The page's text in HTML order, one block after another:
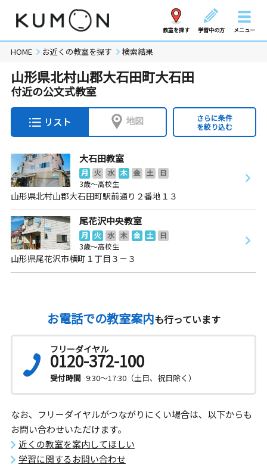
教室を探す 学習中の方 メニュー
HOME お近くの教室を探す 検索結果
山形県北村山郡大石田町大石田
付近の公文式教室
リスト 地図
さらに条件
を絞り込む
大石田教室
月 火 水 木 金 土
日
3歳～高校生
山形県北村山郡大石田町駅前通り２番地１３
尾花沢中央教室
月 火 水 木 金 土
日
3歳～高校生
山形県尾花沢市横町１丁目３－３
お電話での教室案内も行っています
フリーダイヤル
0120-372-100
受付時間 9:30～17:30（土日、祝日除く）
なお、フリーダイヤルがつながりにくい場合は、以下からも
お問い合わせいただけます。
近くの教室を案内してほしい
学習に関するお問い合わせ